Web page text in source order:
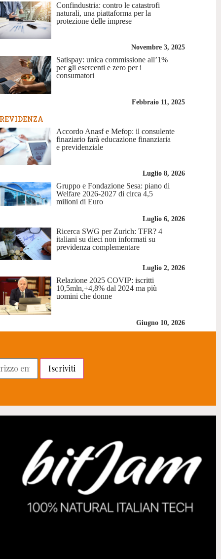
Confindustria: contro le catastrofi
naturali, una piattaforma per la
protezione delle imprese
Novembre 3, 2025
Satispay: unica commissione all’1%
per gli esercenti e zero per i
consumatori
Febbraio 11, 2025
Accordo Anasf e Mefop: il consulente
finaziario farà educazione finanziaria
e previdenziale
Luglio 8, 2026
Gruppo e Fondazione Sesa: piano di
Welfare 2026-2027 di circa 4,5
milioni di Euro
Luglio 6, 2026
Ricerca SWG per Zurich: TFR? 4
italiani su dieci non informati su
previdenza complementare
Luglio 2, 2026
Relazione 2025 COVIP: iscritti
10,5mln,+4,8% dal 2024 ma più
uomini che donne
Giugno 10, 2026